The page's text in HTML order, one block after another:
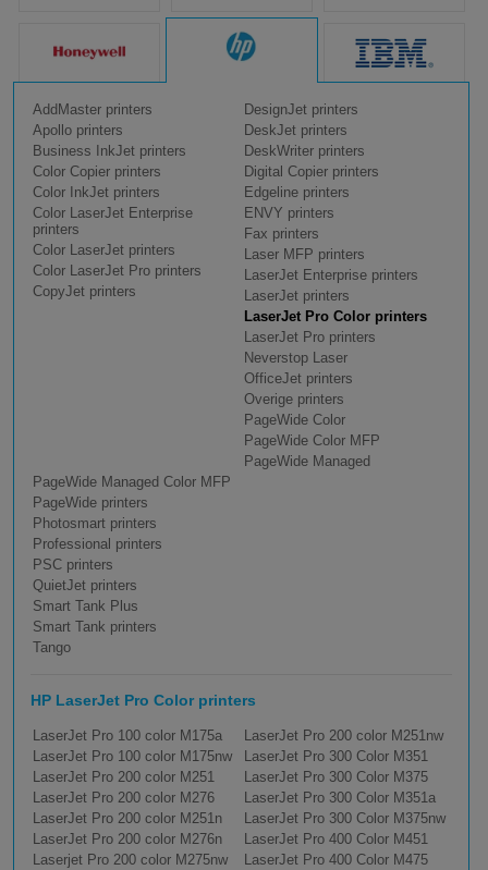
AddMaster printers
Apollo printers
Business InkJet printers
Color Copier printers
Color InkJet printers
Color LaserJet Enterprise
printers
Color LaserJet printers
Color LaserJet Pro printers
CopyJet printers
DesignJet printers
DeskJet printers
DeskWriter printers
Digital Copier printers
Edgeline printers
ENVY printers
Fax printers
Laser MFP printers
LaserJet Enterprise printers
LaserJet printers
LaserJet Pro Color printers
LaserJet Pro printers
Neverstop Laser
OfficeJet printers
Overige printers
PageWide Color
PageWide Color MFP
PageWide Managed
PageWide Managed Color MFP
PageWide printers
Photosmart printers
Professional printers
PSC printers
QuietJet printers
Smart Tank Plus
Smart Tank printers
Tango
HP LaserJet Pro Color printers
LaserJet Pro 100 color M175a
LaserJet Pro 100 color M175nw
LaserJet Pro 200 color M251
LaserJet Pro 200 color M276
LaserJet Pro 200 color M251n
LaserJet Pro 200 color M276n
Laserjet Pro 200 color M275nw
LaserJet Pro 200 color M251nw
LaserJet Pro 300 Color M351
LaserJet Pro 300 Color M375
LaserJet Pro 300 Color M351a
LaserJet Pro 300 Color M375nw
LaserJet Pro 400 Color M451
LaserJet Pro 400 Color M475